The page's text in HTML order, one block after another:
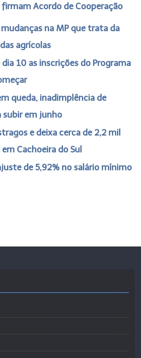
firmam Acordo de Cooperação
na MP que trata da
agrícolas
dia 10 as inscrições do Programa
queda, inadimplência de
subir em junho
e deixa cerca de 2,2 mil
Cachoeira do Sul
de 5,92% no salário mínimo